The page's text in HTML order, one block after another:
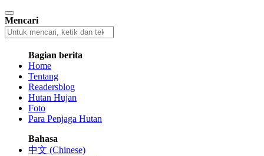
Mencari
Bagian berita
Home
Tentang
Readersblog
Hutan Hujan
Foto
Para Penjaga Hutan
Bahasa
中文 (Chinese)